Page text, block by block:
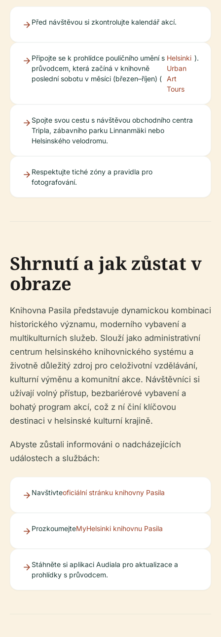
Před návštěvou si zkontrolujte kalendář akcí.
Připojte se k prohlídce pouličního umění s
průvodcem, která začíná v knihovně
poslední sobotu v měsíci (březen–říjen) (
Helsinki
Urban
Art
Tours
).
Spojte svou cestu s návštěvou obchodního centra
Tripla, zábavního parku Linnanmäki nebo
Helsinského velodromu.
Respektujte tiché zóny a pravidla pro
fotografování.
Shrnutí a jak zůstat v
obraze
Knihovna Pasila představuje dynamickou kombinaci
historického významu, moderního vybavení a
multikulturních služeb. Slouží jako administrativní
centrum helsinského knihovnického systému a
životně důležitý zdroj pro celoživotní vzdělávání,
kulturní výměnu a komunitní akce. Návštěvníci si
užívají volný přístup, bezbariérové ​​vybavení a
bohatý program akcí, což z ní činí klíčovou
destinaci v helsinské kulturní krajině.
Abyste zůstali informováni o nadcházejících
událostech a službách:
Navštivteoficiální stránku knihovny Pasila
ProzkoumejteMyHelsinki knihovnu Pasila
Stáhněte si aplikaci Audiala pro aktualizace a
prohlídky s průvodcem.